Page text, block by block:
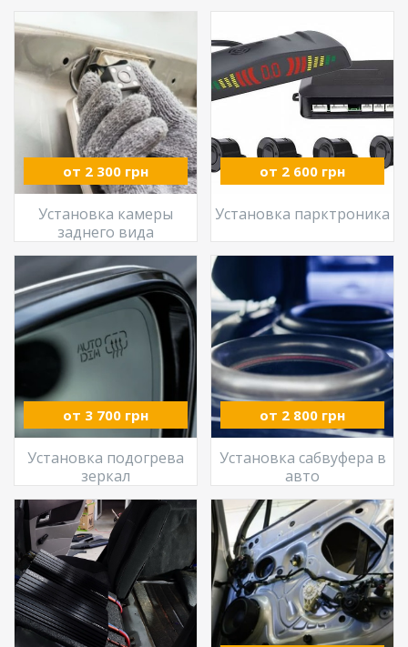
от 2 300 грн
Установка камеры
заднего вида
от 2 600 грн
Установка парктроника
от 3 700 грн
Установка подогрева
зеркал
от 2 800 грн
Установка сабвуфера в
авто